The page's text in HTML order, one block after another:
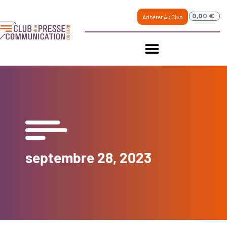
Adhérer Au Club 0,00 €
septembre 28, 2023